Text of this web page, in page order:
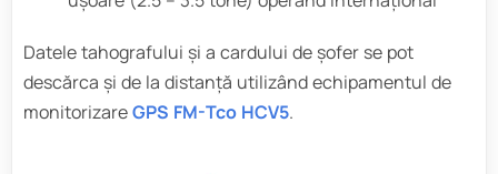
Datele tahografului și a cardului de șofer se pot
descărca și de la distanță utilizând echipamentul de
monitorizareGPS FM-Tco HCV5.